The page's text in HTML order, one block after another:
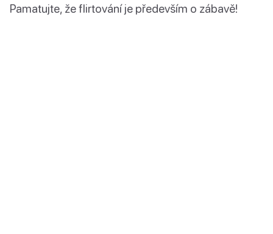
Pamatujte, že flirtování je především o zábavě!